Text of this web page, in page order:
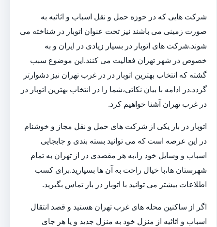
شرکت هایی که در حوزه حمل و نقل اسباب و اثاثیه به
صورت زمینی می باشند نیز تحت عنوان اتوبار در شناخته می
شوند.شرکت های اتوبار در بسیار زیادی در ایران و به
خصوص در شهر تهران فعالیت می کنند.این موضوع سبب
گشته که انتخاب بهترین اتوبار در در غرب تهران نیز دشوارتر
گردد.در ادامه با بیان نکاتی،شما را در انتخاب بهترین اتوبار در
در غرب تهران آشنا خواهیم کرد.
اتوبار در بار یکی از شرکت های حمل و نقل مجاز و خوشنام
در این عرصه است که می توانید بسته بندی و جابجایی
اسباب و وسایل خود را،به هر مقصدی در از تهران به تمام
شهرستان ها،با خیال راحت به آن ها بسپارید.برای کسب
اطلاعات بیشتر می توانید با اتوبار در بار تماس بگیرید.
اگر از ساکنین محله های غرب تهران هستید و قصد انتقال
اسباب و اثاثیه از منزل خود به منزل جدید و یا هر جای